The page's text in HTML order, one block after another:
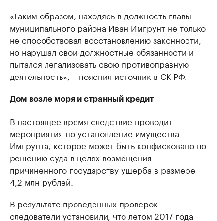
«Таким образом, находясь в должность главы
муниципального района Иван Имгрунт не только
не способствовал восстановлению законности,
но нарушал свои должностные обязанности и
пытался легализовать свою противоправную
деятельность», – пояснил источник в СК РФ.
Дом возле моря и странный кредит
В настоящее время следствие проводит
мероприятия по установление имущества
Имгрунта, которое может быть конфисковано по
решению суда в целях возмещения
причиненного государству ущерба в размере
4,2 млн рублей.
В результате проведенных проверок
следователи установили, что летом 2017 года